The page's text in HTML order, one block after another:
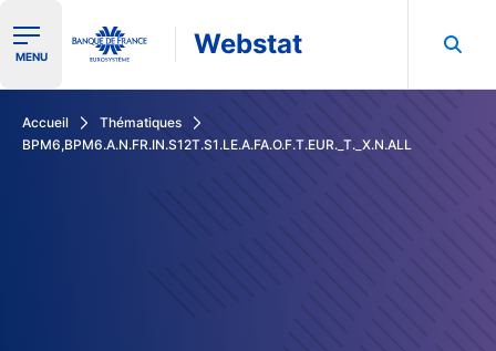
Ouvrir le menu de navigation
MENU Webstat
Accueil
Thématiques
BPM6,BPM6.A.N.FR.IN.S12T.S1.LE.A.FA.O.F.T.EUR._T._X.N.ALL